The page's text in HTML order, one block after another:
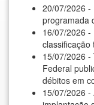
20/07/2026 -
programada
16/07/2026
classificação
15/07/2026 -
Federal
débitos em
15/07/2026